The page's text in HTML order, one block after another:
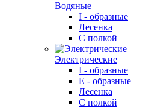
Водяные
I - образные
Лесенка
С полкой
Электрические
I - образные
E - образные
Лесенка
С полкой